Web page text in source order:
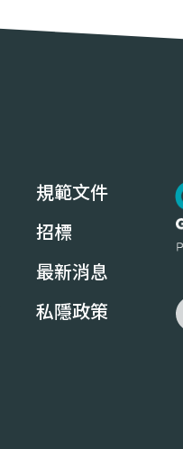
規範文件
招標
最新消息
私隱政策